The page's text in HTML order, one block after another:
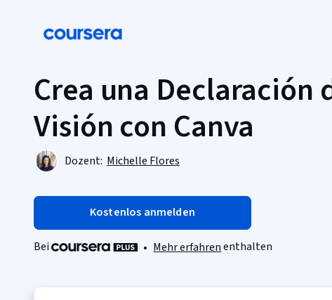
Crea una Declaración
Visión con Canva
Dozent: Michelle Flores
Kostenlos anmelden
Bei • Mehr erfahrenenthalten